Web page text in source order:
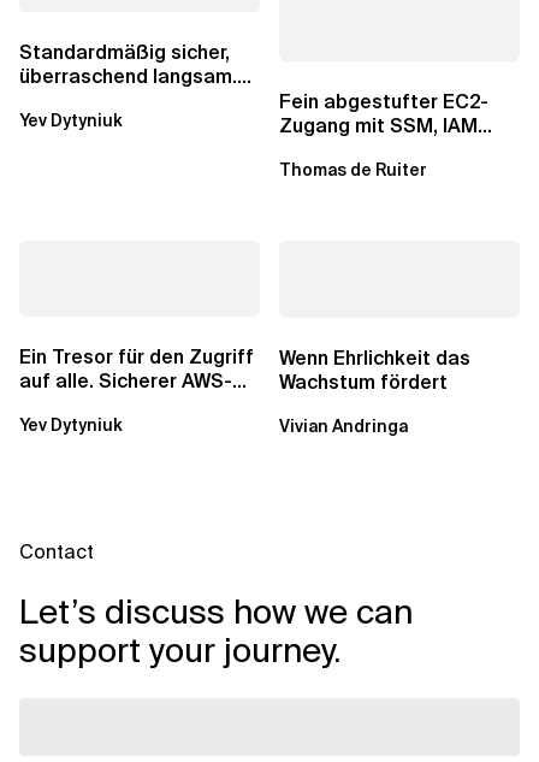
Standardmäßig sicher,
überraschend langsam.
über die RDS...
Yev Dytyniuk
Fein abgestufter EC2-
Zugang mit SSM, IAM
Thomas de Ruiter
Ein Tresor für den Zugriff
auf alle. Sicherer AWS-
Konten
Yev Dytyniuk
Wenn Ehrlichkeit das
Wachstum fördert
Vivian Andringa
Contact
Let’s discuss how we can
support your journey.